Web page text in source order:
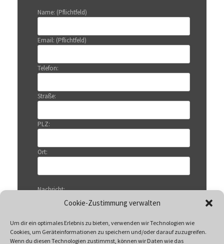
Cookie-Zustimmung verwalten
Um dir ein optimales Erlebnis zu bieten, verwenden wir Technologien wie
Cookies, um Geräteinformationen zu speichern und/oder darauf zuzugreifen.
Wenn du diesen Technologien zustimmst, können wir Daten wie das
Name: (Pflichtfeld)
Email: (Pflichtfeld)
Telefon:
Straße:
PLZ:
Ort:
Nachricht: